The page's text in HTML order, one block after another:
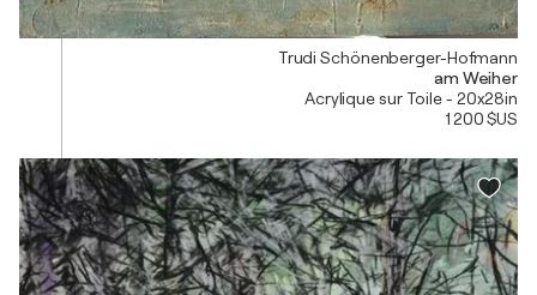
Trudi Schönenberger-Hofmann
am Weiher
Acrylique sur Toile - 20x28in
1 200 $US